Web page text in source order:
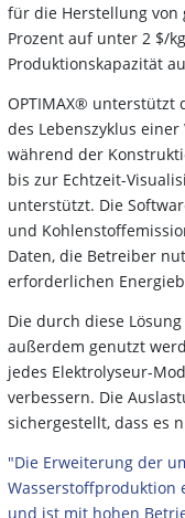
für die Herstellung von
Prozent auf unter 2 $/
Produktionskapazität
OPTIMAX® unterstützt
des Lebenszyklus
während der
bis zur Echtzeit-
unterstützt. Die
und
Daten, die Betreiber
erforderlichen
Die durch diese
außerdem genutzt
jedes Elektrolyseur-
verbessern. Die
sichergestellt, dass es
"Die Erweiterung der
Wasserstoffproduktion
und ist mit hohen